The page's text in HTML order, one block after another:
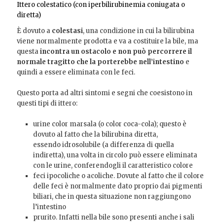
Ittero colestatico (con iperbilirubinemia coniugata o
diretta)
È dovuto a colestasi, una condizione in cui la bilirubina
viene normalmente prodotta e va a costituire la bile, ma
questaincontra un ostacolo e non può percorrere il
normale tragitto che la porterebbe nell’intestino e
quindi a essere eliminata con le feci.
Questo porta ad altri sintomi e segni che coesistono in
questi tipi di ittero:
urine color marsala (o color coca-cola); questo è
dovuto al fatto che la bilirubina diretta,
essendo idrosolubile (a differenza di quella
indiretta), una volta in circolo può essere eliminata
con le urine, conferendogli il caratteristico colore
feci ipocoliche o acoliche. Dovute al fatto che il colore
delle feci è normalmente dato proprio dai pigmenti
biliari, che in questa situazione non raggiungono
l’intestino
prurito. Infatti nella bile sono presenti anche i sali